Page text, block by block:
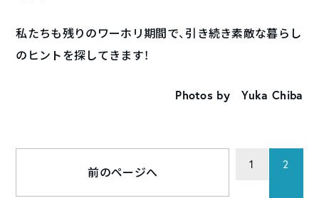
私たちも残りのワーホリ期間で、引き続き素敵な暮らし
のヒントを探してきます！
Photos by Yuka Chiba
前のページへ
1 2